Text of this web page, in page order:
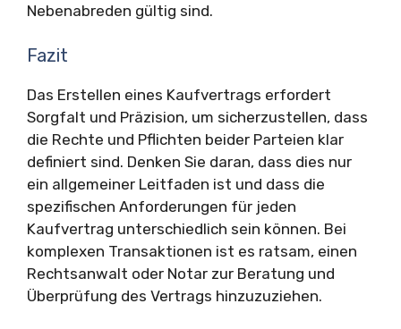
Nebenabreden gültig sind.
Fazit
Das Erstellen eines Kaufvertrags erfordert
Sorgfalt und Präzision, um sicherzustellen, dass
die Rechte und Pflichten beider Parteien klar
definiert sind. Denken Sie daran, dass dies nur
ein allgemeiner Leitfaden ist und dass die
spezifischen Anforderungen für jeden
Kaufvertrag unterschiedlich sein können. Bei
komplexen Transaktionen ist es ratsam, einen
Rechtsanwalt oder Notar zur Beratung und
Überprüfung des Vertrags hinzuzuziehen.